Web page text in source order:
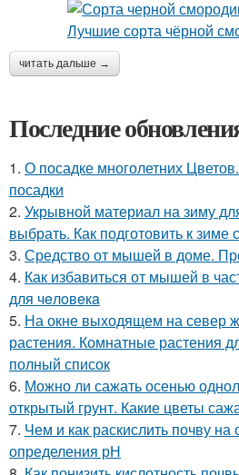
читать дальше →
Последние
1. О посадке многолетних
посадки
2. Укрывной материал на зиму
выбрать. Как подготовить к зиме
3. Средство от мышей в доме.
4. Как избавиться от мышей в
для чeлoвeкa
5. На окне выходящем на север
растения. Комнатные растения
полный список
6. Можно ли сажать осенью
открытый грунт. Какие цветы
7. Чем и как раскислить почву
определения рН